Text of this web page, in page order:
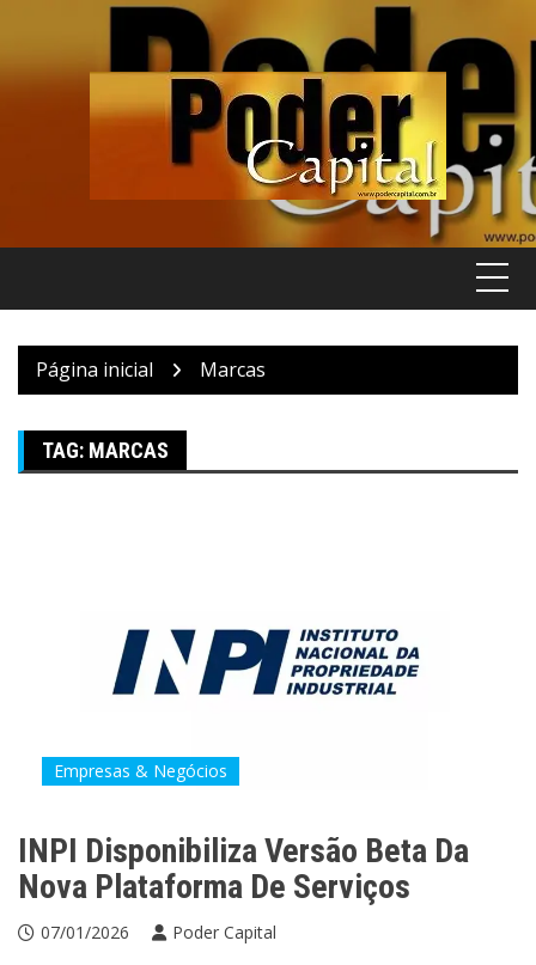
Página inicial Marcas
TAG: MARCAS
Empresas & Negócios
INPI Disponibiliza Versão Beta Da
Nova Plataforma De Serviços
07/01/2026 Poder Capital